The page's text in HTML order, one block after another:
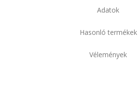
Adatok
Hasonló termékek
Vélemények